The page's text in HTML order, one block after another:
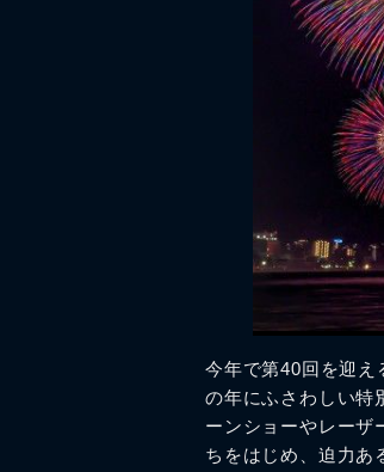
今年で第40回を迎え
の年にふさわしい特
ーンショーやレーザ
ちをはじめ、迫力あ